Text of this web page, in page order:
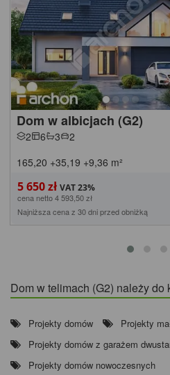
Dom w albicjach (G2)
2 6 3
2
165,20 +35,19 +9,36 m²
5 650 zł
cena netto 4 593,50 zł
Najniższa cena z 30 dni przed obniżką
Dom w telimach (G2) należy do
Projekty domów
Projekty
Projekty domów z garażem
Projekty domów nowoczesnych